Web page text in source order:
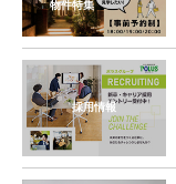
物件特集
採用情報